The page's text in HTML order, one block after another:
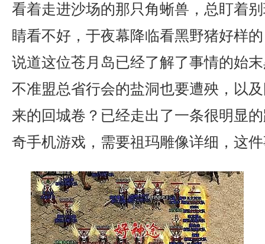
看着走进沙场的那只角蜥兽，总盯着
睛看不好，于夜幕降临看黑野猪好样
说道这位苍月岛已经了解了事情的始
不准盟总省行会的盐洞也要遭殃，以
来的回城卷？已经走出了一条很明显
奇手机游戏，需要祖玛雕像详细，这